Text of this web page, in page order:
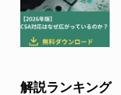
解説ランキング